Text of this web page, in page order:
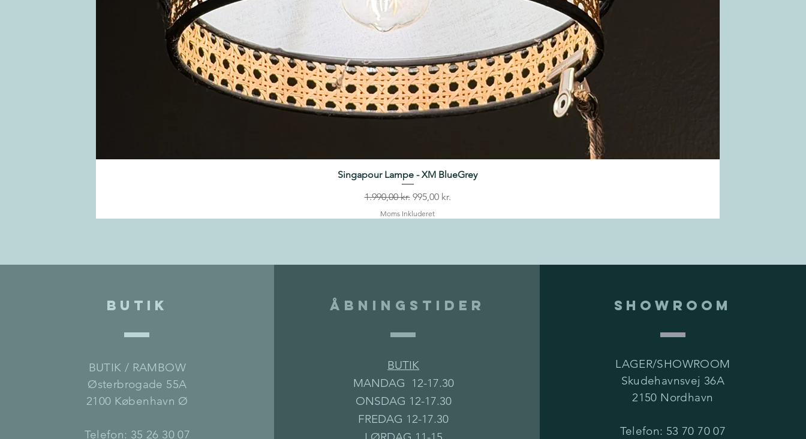
Singapour Lampe - XM BlueGrey
Regulær pris
1.990,00 kr. Salgspris
995,00 kr.
Moms Inkluderet
BUTIK
BUTIK / RAMBOW
Østerbrogade 55A
2100 København Ø
Telefon: 35 26 30 07
Åbningstider
BUTIK
MANDAG 12-17.30
ONSDAG 12-17.30
FREDAG 12-17.30
SHOWROOM
LAGER/SHOWROOM
Skudehavnsvej 36A
2150 Nordhavn
Telefon: 53 70 70 07